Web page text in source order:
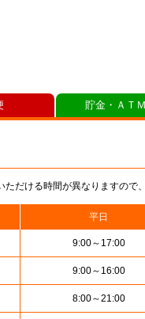
だける時間が異なりますので
平日
9:00～17:00
9:00～16:00
8:00～21:00
貯金・ＡＴ